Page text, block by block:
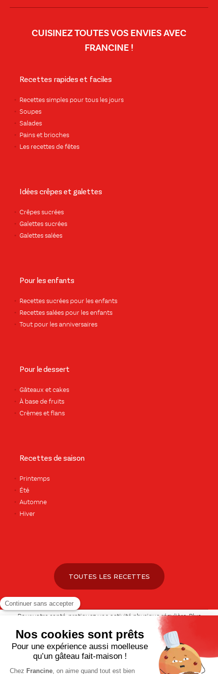
CUISINEZ TOUTES VOS ENVIES AVEC
FRANCINE !
Recettes rapides et faciles
Recettes simples pour tous les jours
Soupes
Salades
Pains et brioches
Les recettes de fêtes
Idées crêpes et galettes
Crêpes sucrées
Galettes sucrées
Galettes salées
Pour les enfants
Recettes sucrées pour les enfants
Recettes salées pour les enfants
Tout pour les anniversaires
Pour le dessert
Gâteaux et cakes
À base de fruits
Crèmes et flans
Recettes de saison
Printemps
Été
Automne
Hiver
TOUTES LES RECETTES
Pour votre santé, pratiquez une activité physique régulière. Plus